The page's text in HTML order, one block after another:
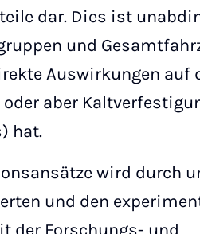
dar. Dies ist
und
Auswirkungen auf
aber
hat.
wird durch
und den